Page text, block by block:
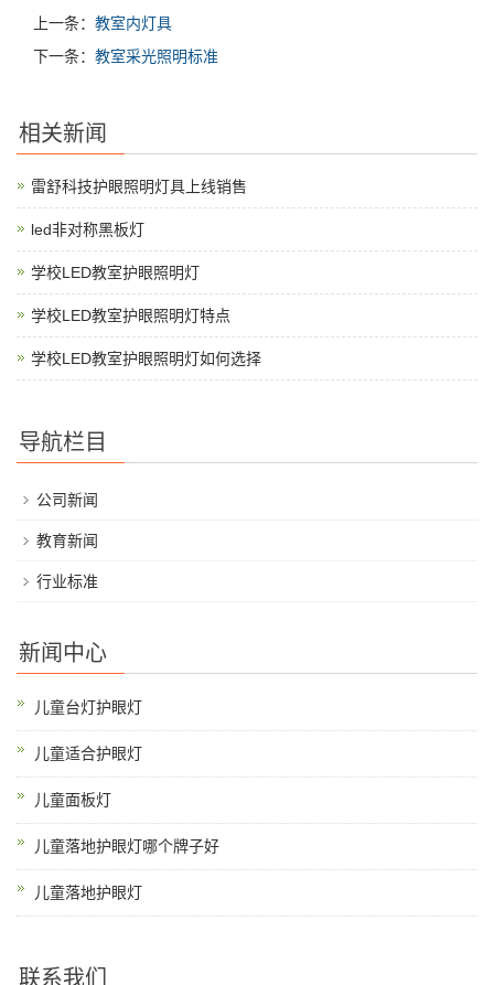
上一条： 教室内灯具
下一条： 教室采光照明标准
相关新闻
雷舒科技护眼照明灯具上线销售
led非对称黑板灯
学校LED教室护眼照明灯
学校LED教室护眼照明灯特点
学校LED教室护眼照明灯如何选择
导航栏目
公司新闻
教育新闻
行业标准
新闻中心
儿童台灯护眼灯
儿童适合护眼灯
儿童面板灯
儿童落地护眼灯哪个牌子好
儿童落地护眼灯
联系我们